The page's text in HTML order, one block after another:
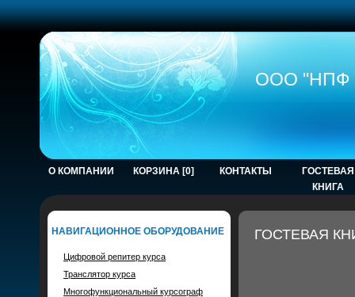
ООО "НПФ
О КОМПАНИИ КОРЗИНА [0] КОНТАКТЫ
ГОСТЕВАЯ
КНИГА
НАВИГАЦИОННОЕ ОБОРУДОВАНИЕ
Цифровой репитер курса
Транслятор курса
Многофункциональный курсограф
ГОСТЕВАЯ